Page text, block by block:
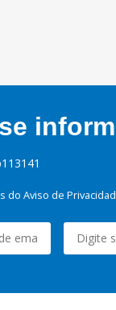
do Aviso de